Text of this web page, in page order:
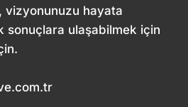
vizyonunuzu hayata
sonuçlara ulaşabilmek için